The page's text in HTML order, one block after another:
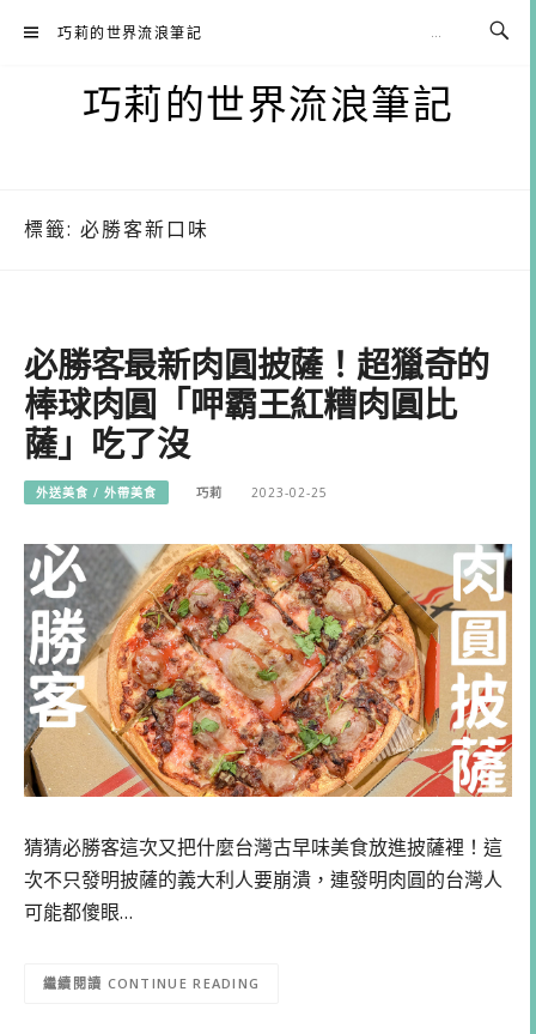
巧莉的世界流浪筆記
巧莉的世界流浪筆記
標籤: 必勝客新口味
必勝客最新肉圓披薩！超獵奇的
棒球肉圓「呷霸王紅糟肉圓比
薩」吃了沒
外送美食 / 外帶美食 巧莉 2023-02-25
猜猜必勝客這次又把什麼台灣古早味美食放進披薩裡！這
次不只發明披薩的義大利人要崩潰，連發明肉圓的台灣人
可能都傻眼…
CONTINUE READING